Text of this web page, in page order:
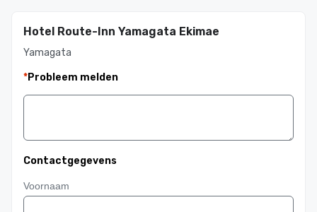
Hotel Route-Inn Yamagata Ekimae
Yamagata
*Probleem melden
Contactgegevens
Voornaam